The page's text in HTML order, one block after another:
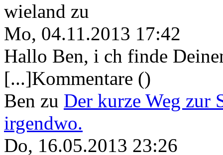
wieland zu
Mo, 04.11.2013 17:42
Hallo Ben, i ch finde
[...]Kommentare ()
Ben zu Der kurze Weg zur
irgendwo.
Do, 16.05.2013 23:26